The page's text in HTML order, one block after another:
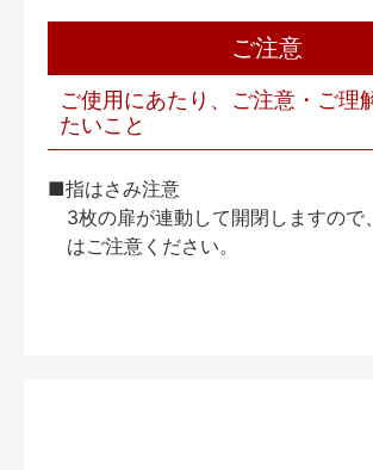
ご注意
ご使用にあたり、ご注意・ご理
たいこと
■指はさみ注意
3枚の扉が連動して開閉しますので
はご注意ください。